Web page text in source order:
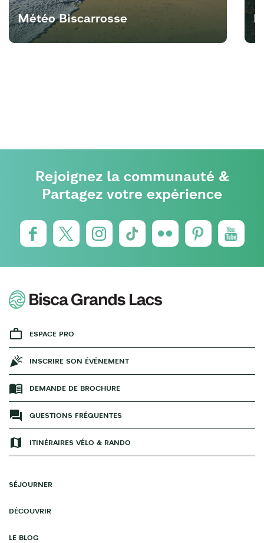
Météo Biscarrosse
Rejoignez la communauté &
Partagez votre expérience
ESPACE PRO
INSCRIRE SON ÉVÉNEMENT
DEMANDE DE BROCHURE
QUESTIONS FRÉQUENTES
ITINÉRAIRES VÉLO & RANDO
SÉJOURNER
DÉCOUVRIR
LE BLOG